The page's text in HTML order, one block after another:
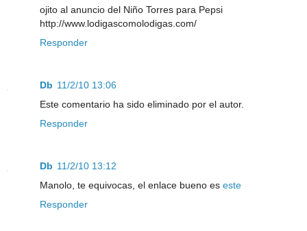
ojito al anuncio del Niño Torres para Pepsi
http://www.lodigascomolodigas.com/
Responder
Db 11/2/10 13:06
Este comentario ha sido eliminado por el autor.
Responder
Db 11/2/10 13:12
Manolo, te equivocas, el enlace bueno es este
Responder